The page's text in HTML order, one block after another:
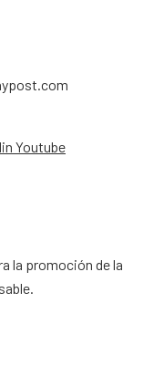
Youtube
la promoción de la